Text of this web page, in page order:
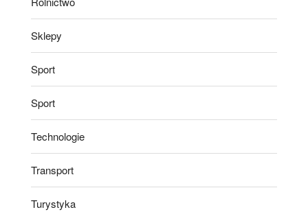
Sklepy
Sport
Sport
Technologie
Transport
Turystyka